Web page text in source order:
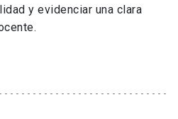
y evidenciar una clara